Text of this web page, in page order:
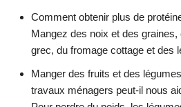
Comment obtenir plus de
Mangez des noix et des
grec, du fromage cottage et des
Manger des fruits et des
travaux ménagers peut-il nous